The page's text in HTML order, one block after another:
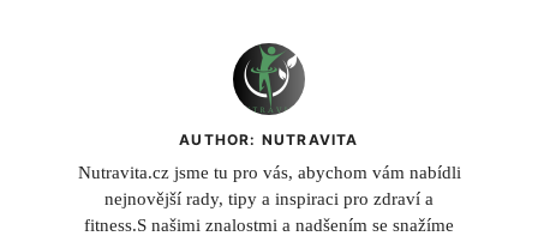
AUTHOR: NUTRAVITA
Nutravita.cz jsme tu pro vás, abychom vám nabídli
nejnovější rady, tipy a inspiraci pro zdraví a
fitness.S našimi znalostmi a nadšením se snažíme